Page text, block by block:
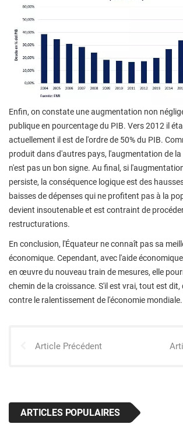
Enfin, on constate une augmentation non
publique en pourcentage du PIB. Vers 2012 il
actuellement il est de l'ordre de 50% du PIB.
produit dans d'autres pays, l'augmentation de la
n'est pas un bon signe. Au final, si
persiste, la conséquence logique est des
baisses de dépenses qui ne profitent pas à la
devient insoutenable et est contraint de
restructurations.
En conclusion, l'Équateur ne connaît pas sa
économique. Cependant, avec l'aide
en œuvre du nouveau train de mesures, elle
chemin de la croissance. S'il est vrai, tout est
contre le ralentissement de l'économie mondiale.
Article Précédent
ARTICLES POPULAIRES